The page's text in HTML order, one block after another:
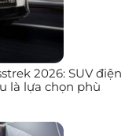
2026: SUV điện
là lựa chọn phù